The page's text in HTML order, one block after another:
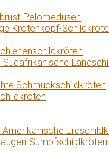
Pelomedusen
Krötenkopf-
Schmuckschildkröten
Sumpfschildkröten